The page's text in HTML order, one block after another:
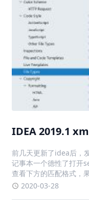
IDEA 2019.1
前几天更新了idea后，
记事本一个德性了打
查看下方的匹配格式，
+，输入*.xml，点击ok
2020-03-28
npm install 淘
npm install --
2020-03-28